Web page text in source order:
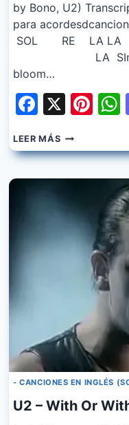
by Bono, U2)
para
SOL RE LA LA
LA SIm RE
bloom…
X
LEER MÁSU2
–
BEAUTIFUL
- CANCIONES EN INGLÉS
U2 – With Or